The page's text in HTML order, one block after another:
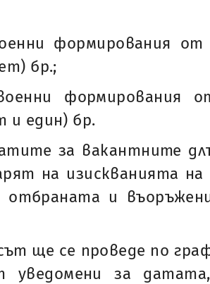
формирования от
бр.;
формирования
и един) бр.
за вакантните
на изискванията на
отбраната и
ще се проведе по
уведомени за